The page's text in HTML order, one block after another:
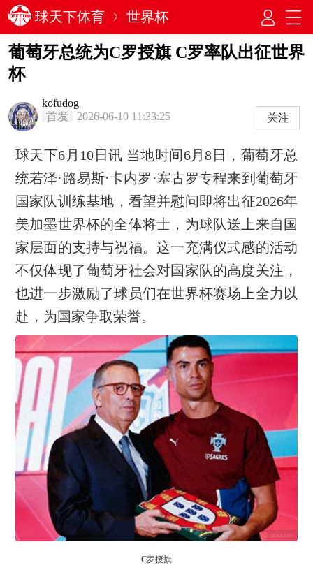
球天下体育 世界杯
葡萄牙总统为C罗授旗 C罗率队出征世界
杯
kofudog
首发
2026-06-10 11:33:25 关注
球天下6月10日讯 当地时间6月8日，葡萄牙总
统若泽·路易斯·卡内罗·塞古罗专程来到葡萄牙
国家队训练基地，看望并慰问即将出征2026年
美加墨世界杯的全体将士，为球队送上来自国
家层面的支持与祝福。这一充满仪式感的活动
不仅体现了葡萄牙社会对国家队的高度关注，
也进一步激励了球员们在世界杯赛场上全力以
赴，为国家争取荣誉。
C罗授旗